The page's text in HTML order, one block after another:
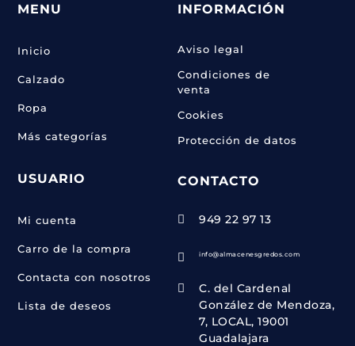
MENU
Inicio
Calzado
Ropa
Más categorías
USUARIO
Mi cuenta
Carro de la compra
Contacta con nosotros
Lista de deseos
INFORMACIÓN
Aviso legal
Condiciones de
venta
Cookies
Protección de datos
CONTACTO
 949 22 97 13
 info@almacenesgredos.com

C. del Cardenal
González de Mendoza,
7, LOCAL, 19001
Guadalajara